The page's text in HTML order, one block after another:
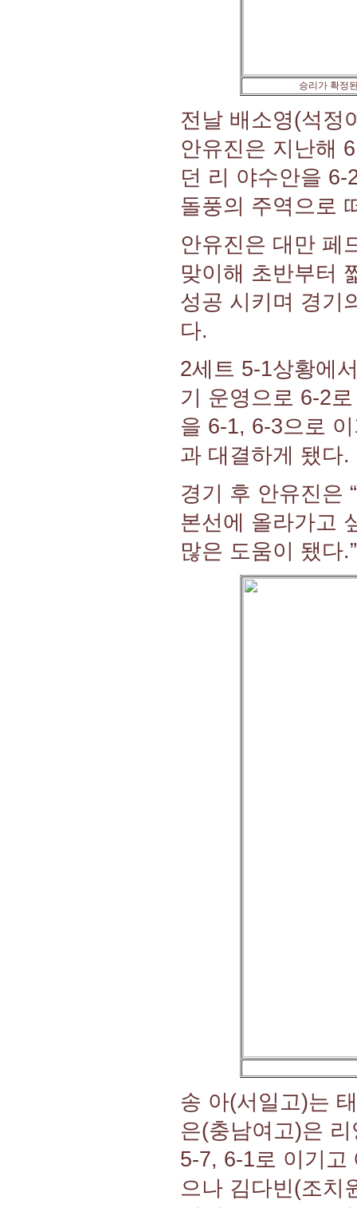
승리가 확정
전날 배소영(석정
안유진은 지난해
던 리 야수안을
돌풍의 주역으로
안유진은 대만 페
맞이해 초반부터
성공 시키며 경기
다.
2세트 5-1상황에
기 운영으로 6-2
을 6-1, 6-3으로
과 대결하게 됐다.
경기 후 안유진은
본선에 올라가고
많은 도움이 됐다
송 아(서일고)는
은(충남여고)은
5-7, 6-1로 이기고
으나 김다빈(조치